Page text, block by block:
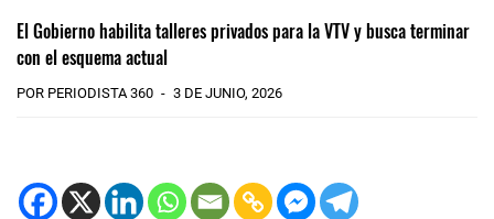
El Gobierno habilita talleres privados para la VTV y busca terminar
con el esquema actual
POR PERIODISTA 360 3 DE JUNIO, 2026